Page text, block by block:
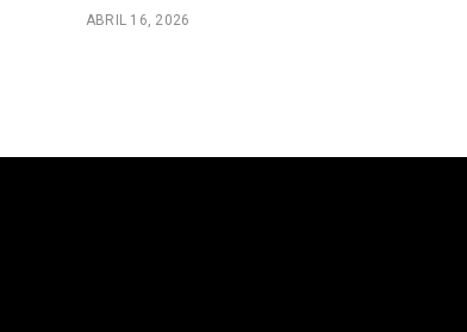
ABRIL 16, 2026